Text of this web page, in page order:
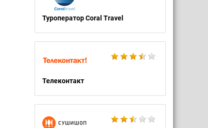
Туроператор Coral Travel
Телеконтакт